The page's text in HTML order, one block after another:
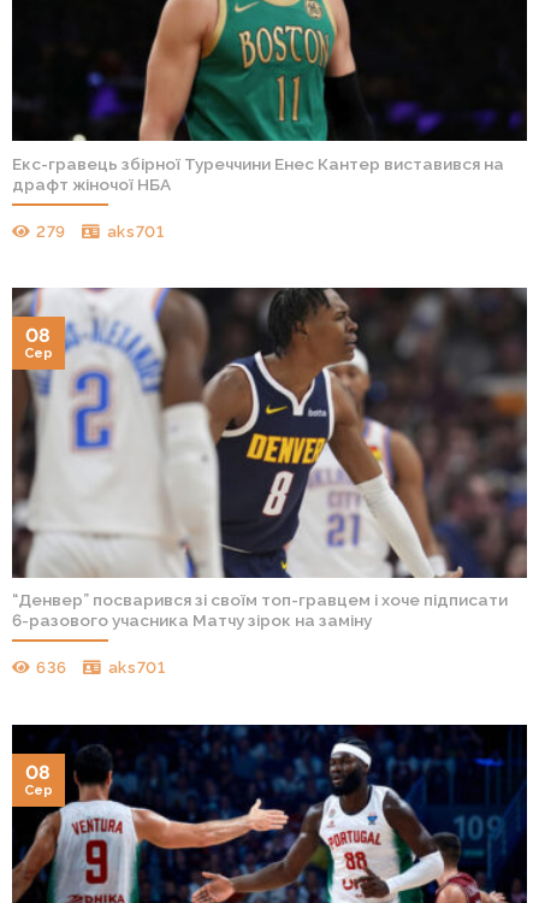
Екс-гравець збірної Туреччини Енес Кантер виставився на
драфт жіночої НБА
279 aks701
“Денвер” посварився зі своїм топ-гравцем і хоче підписати
6-разового учасника Матчу зірок на заміну
636 aks701
08
Сер
08
Сер